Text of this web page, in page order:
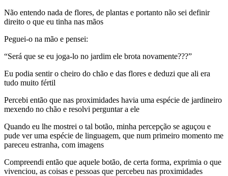
Não entendo nada de flores, de plantas e portanto não sei definir
direito o que eu tinha nas mãos
Peguei-o na mão e pensei:
“Será que se eu joga-lo no jardim ele brota novamente???”
Eu podia sentir o cheiro do chão e das flores e deduzi que ali era
tudo muito fértil
Percebi então que nas proximidades havia uma espécie de jardineiro
mexendo no chão e resolvi perguntar a ele
Quando eu lhe mostrei o tal botão, minha percepção se aguçou e
pude ver uma espécie de linguagem, que num primeiro momento me
pareceu estranha, com imagens
Compreendi então que aquele botão, de certa forma, exprimia o que
vivenciou, as coisas e pessoas que percebeu nas proximidades